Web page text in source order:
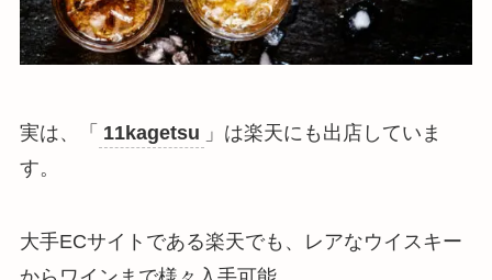
実は、「 11kagetsu 」は楽天にも出店していま
す。
大手ECサイトである楽天でも、レアなウイスキー